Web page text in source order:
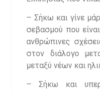
– Σήκω και γίνε
σεβασμού που
ανθρώπινες
στον διάλογο
μεταξύ νέων και
– Σήκω και